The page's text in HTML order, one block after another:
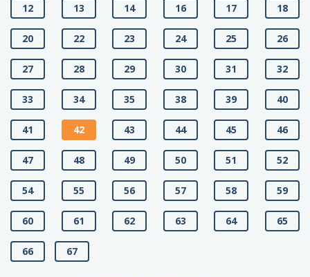
12 13 14 16 17 18
20 22 23 24 25 26
27 28 29 30 31 32
33 34 35 38 39 40
41 42 43 44 45 46
47 48 49 50 51 52
54 55 56 57 58 59
60 61 62 63 64 65
66 67